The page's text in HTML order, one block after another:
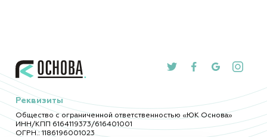
Реквизиты
Общество с ограниченной ответственностью «ЮК Основа»
ИНН/КПП 6164119373/616401001
ОГРН.: 1186196001023